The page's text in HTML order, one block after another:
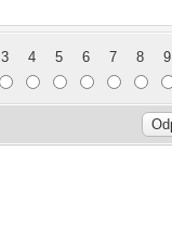
3 4 5 6 7 8 9